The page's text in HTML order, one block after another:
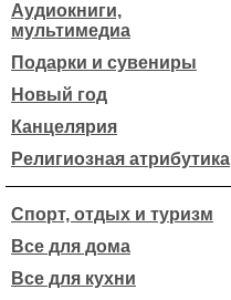
Аудиокниги,
мультимедиа
Подарки и сувениры
Новый год
Канцелярия
Религиозная атрибутика
Спорт, отдых и туризм
Все для дома
Все для кухни